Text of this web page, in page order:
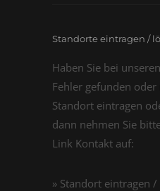
Standorte eintragen /
Haben Sie bei
Fehler gefunden
Standort eintragen
dann nehmen Sie
Link Kontakt auf:
» Standort eintragen /